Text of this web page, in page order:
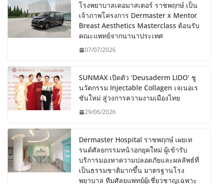
โรงพยาบาลเดอมาสเตอร์ ราชพฤกษ์ เป็น
เจ้าภาพโครงการ Dermaster x Mentor
Breast Aesthetics Masterclass ต้อนรับ
คณะแพทย์จากนานาประเทศ
07/07/2026
SUNMAX เปิดตัว ‘Deusaderm LIDO’ ชู
นวัตกรรม Injectable Collagen เจเนอเร
ชันใหม่ สู่วงการความงามเมืองไทย
29/06/2026
Dermaster Hospital ราชพฤกษ์ เผยเท
รนด์ศัลยกรรมหน้าอกยุคใหม่ ผู้เข้ารับ
บริการมองหาความปลอดภัยและผลลัพธ์ที่
เป็นธรรมชาติมากขึ้น มาตรฐานโรง
พยาบาล ทีมศัลยแพทย์ผู้เชี่ยวชาญเฉพาะ